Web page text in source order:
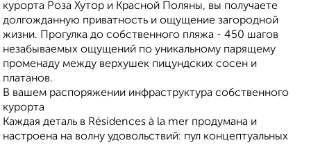
курорта Роза Хутор и Красной Поляны, вы получаете
долгожданную приватность и ощущение загородной
жизни. Прогулка до собственного пляжа - 450 шагов
незабываемых ощущений по уникальному парящему
променаду между верхушек пицундских сосен и
платанов.
В вашем распоряжении инфраструктура собственного
курорта
Каждая деталь в Résidences à la mer продумана и
настроена на волну удовольствий: пул концептуальных